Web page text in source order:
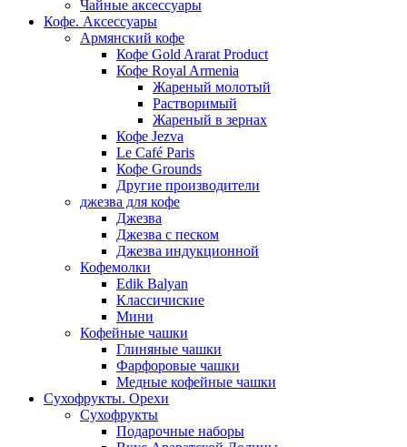
Чайные аксессуары
Кофе. Аксессуары
Армянский кофе
Кофе Gold Ararat Product
Кофе Royal Armenia
Жареный молотый
Растворимый
Жареный в зернах
Кофе Jezva
Le Café Paris
Кофе Grounds
Другие производители
джезва для кофе
Джезва
Джезва с песком
Джезва индукционной
Кофемолки
Edik Balyan
Классичиские
Мини
Кофейные чашки
Глиняные чашки
Фарфоровые чашки
Медные кофейные чашки
Сухофрукты. Орехи
Сухофрукты
Подарочные наборы